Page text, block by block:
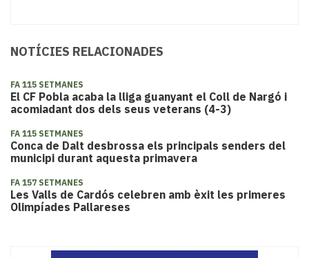
NOTÍCIES RELACIONADES
FA 115 SETMANES
El CF Pobla acaba la lliga guanyant el Coll de Nargó i
acomiadant dos dels seus veterans (4-3)
FA 115 SETMANES
Conca de Dalt desbrossa els principals senders del
municipi durant aquesta primavera
FA 157 SETMANES
Les Valls de Cardós celebren amb èxit les primeres
Olimpíades Pallareses